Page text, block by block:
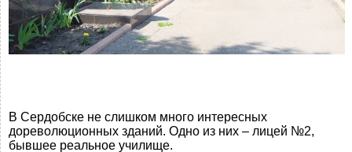
В Сердобске не слишком много интересных
дореволюционных зданий. Одно из них – лицей №2,
бывшее реальное училище.